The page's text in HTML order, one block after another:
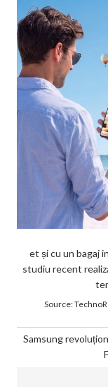
et și cu un bagaj
studiu recent
Source:
Samsung